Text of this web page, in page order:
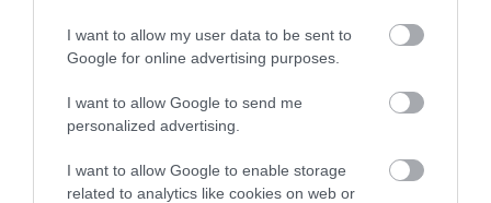
I want to allow my user data to be sent to
Google for online advertising purposes.
I want to allow Google to send me
personalized advertising.
I want to allow Google to enable storage
related to analytics like cookies on web or
περιοχές της Εύβοιας
06.08.2026 | 09:15
Ποιες περιοχές θα έχουν σήμερα
(6/8) διακοπή ρεύματος στην
Εύβοια
06.08.2026 | 09:00
ευρήματα της Εύβοιας!
Δείτε τα σημεία
ξενάγησης
πανηγύρι στην Εύβοια